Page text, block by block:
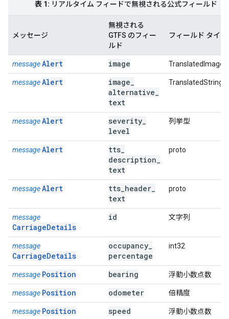
表 1: リアルタイム フィードで無視される公式フィールド
メッセージ
無視される
GTFS のフィー
ルド
フィールド タイプ
messageAlert image TranslatedImage
messageAlert image
alternative
text
TranslatedString
messageAlert severity
level
列挙型
messageAlert tts
description
text
proto
messageAlert tts header
text
proto
message
CarriageDetails
id 文字列
message
CarriageDetails
occupancy
percentage
int32
message Position bearing 浮動小数点数
message Position odometer 倍精度
message Position speed 浮動小数点数